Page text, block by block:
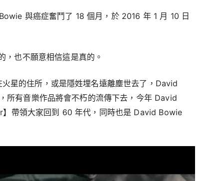
與癌症奮鬥了 18 個月，於 2016 年 1 月 10 日
，也不願意相信這是真的。
星的住所，或是隱姓埋名遠離塵世去了，David
所有音樂作品將會不朽的流傳下去，今年 David
帶領大家回到 60 年代，同時也是 David Bowie